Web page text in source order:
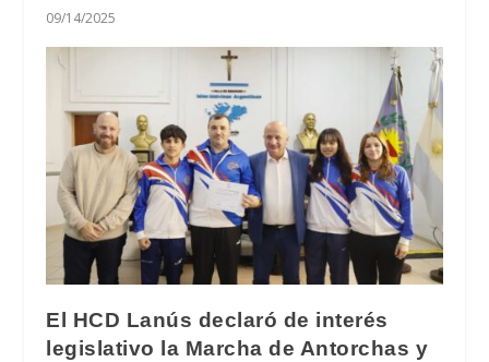
09/14/2025
El HCD Lanús declaró de interés
legislativo la Marcha de Antorchas y